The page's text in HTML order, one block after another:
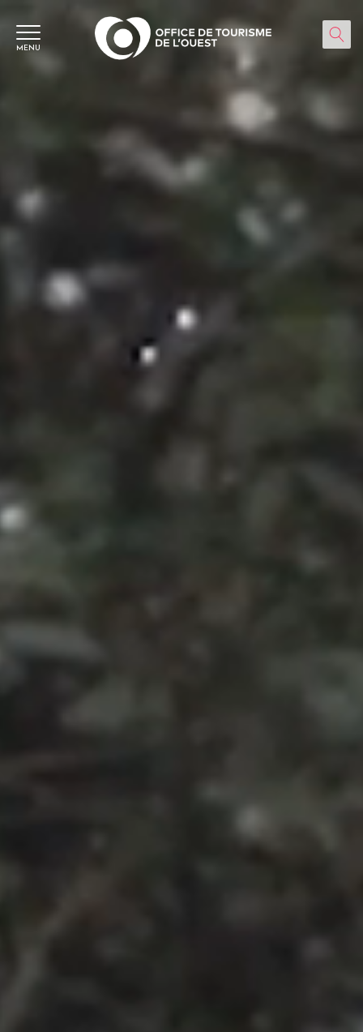
MENU